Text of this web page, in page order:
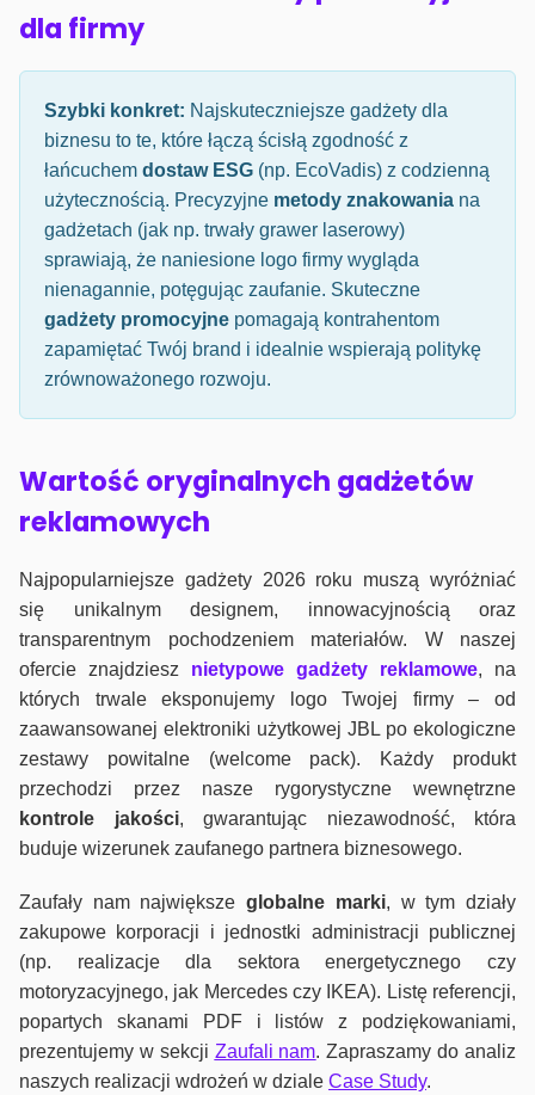
dla firmy
Szybki konkret: Najskuteczniejsze gadżety dla
biznesu to te, które łączą ścisłą zgodność z
łańcuchem dostaw ESG (np. EcoVadis) z codzienną
użytecznością. Precyzyjne metody znakowania na
gadżetach (jak np. trwały grawer laserowy)
sprawiają, że naniesione logo firmy wygląda
nienagannie, potęgując zaufanie. Skuteczne
gadżety promocyjne pomagają kontrahentom
zapamiętać Twój brand i idealnie wspierają politykę
zrównoważonego rozwoju.
Wartość oryginalnych gadżetów
reklamowych
Najpopularniejsze gadżety 2026 roku muszą wyróżniać
się unikalnym designem, innowacyjnością oraz
transparentnym pochodzeniem materiałów. W naszej
ofercie znajdziesz nietypowe gadżety reklamowe, na
których trwale eksponujemy logo Twojej firmy – od
zaawansowanej elektroniki użytkowej JBL po ekologiczne
zestawy powitalne (welcome pack). Każdy produkt
przechodzi przez nasze rygorystyczne wewnętrzne
kontrole jakości, gwarantując niezawodność, która
buduje wizerunek zaufanego partnera biznesowego.
Zaufały nam największeglobalne marki, w tym działy
zakupowe korporacji i jednostki administracji publicznej
(np. realizacje dla sektora energetycznego czy
motoryzacyjnego, jak Mercedes czy IKEA). Listę referencji,
popartych skanami PDF i listów z podziękowaniami,
prezentujemy w sekcji Zaufali nam. Zapraszamy do analiz
naszych realizacji wdrożeń w dziale Case Study.